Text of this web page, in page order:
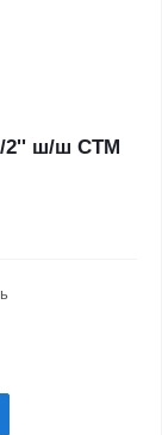
2'' ш/ш СТМ